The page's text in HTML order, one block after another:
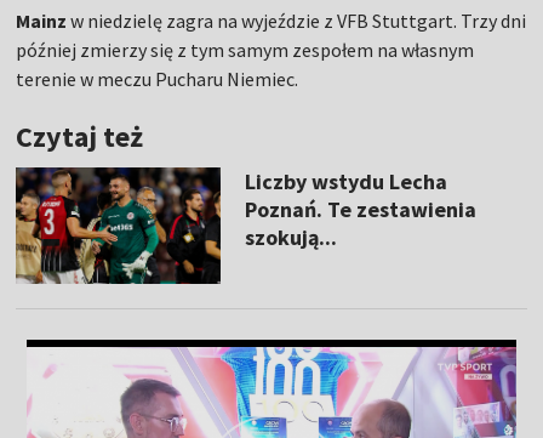
Mainz w niedzielę zagra na wyjeździe z VFB Stuttgart. Trzy dni
później zmierzy się z tym samym zespołem na własnym
terenie w meczu Pucharu Niemiec.
Czytaj też
Liczby wstydu Lecha
Poznań. Te zestawienia
szokują...